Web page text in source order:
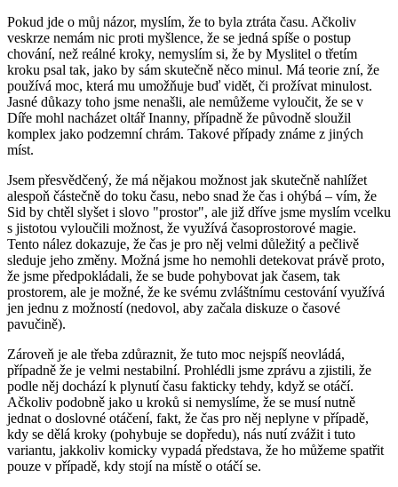
Pokud jde o můj názor, myslím, že to byla ztráta času. Ačkoliv
veskrze nemám nic proti myšlence, že se jedná spíše o postup
chování, než reálné kroky, nemyslím si, že by Myslitel o třetím
kroku psal tak, jako by sám skutečně něco minul. Má teorie zní, že
používá moc, která mu umožňuje buď vidět, či prožívat minulost.
Jasné důkazy toho jsme nenašli, ale nemůžeme vyloučit, že se v
Díře mohl nacházet oltář Inanny, případně že původně sloužil
komplex jako podzemní chrám. Takové případy známe z jiných
míst.
Jsem přesvědčený, že má nějakou možnost jak skutečně nahlížet
alespoň částečně do toku času, nebo snad že čas i ohýbá – vím, že
Sid by chtěl slyšet i slovo "prostor", ale již dříve jsme myslím vcelku
s jistotou vyloučili možnost, že využívá časoprostorové magie.
Tento nález dokazuje, že čas je pro něj velmi důležitý a pečlivě
sleduje jeho změny. Možná jsme ho nemohli detekovat právě proto,
že jsme předpokládali, že se bude pohybovat jak časem, tak
prostorem, ale je možné, že ke svému zvláštnímu cestování využívá
jen jednu z možností (nedovol, aby začala diskuze o časové
pavučině).
Zároveň je ale třeba zdůraznit, že tuto moc nejspíš neovládá,
případně že je velmi nestabilní. Prohlédli jsme zprávu a zjistili, že
podle něj dochází k plynutí času fakticky tehdy, když se otáčí.
Ačkoliv podobně jako u kroků si nemyslíme, že se musí nutně
jednat o doslovné otáčení, fakt, že čas pro něj neplyne v případě,
kdy se dělá kroky (pohybuje se dopředu), nás nutí zvážit i tuto
variantu, jakkoliv komicky vypadá představa, že ho můžeme spatřit
pouze v případě, kdy stojí na místě o otáčí se.